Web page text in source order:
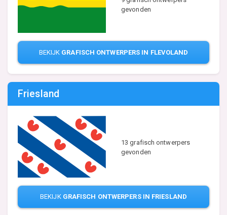
gevonden
BEKIJK GRAFISCH ONTWERPERS IN FLEVOLAND
Friesland
13 grafisch ontwerpers
gevonden
BEKIJK GRAFISCH ONTWERPERS IN FRIESLAND